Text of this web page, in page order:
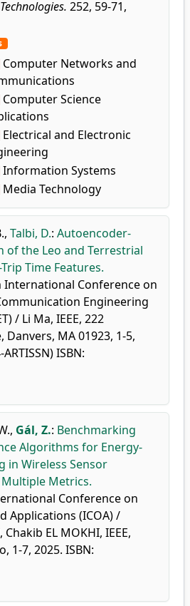
252, 59-71,
Computer Networks and
Computer Science
Electrical and Electronic
Information Systems
Media Technology
, Talbi, D.: Autoencoder-
of the Leo and Terrestrial
Time Features.
International Conference on
Engineering
/ Li Ma, IEEE, 222
Danvers, MA 01923, 1-5,
ISBN:
, Gál, Z.: Benchmarking
Algorithms for Energy-
in Wireless Sensor
Metrics.
Conference on
Applications (ICOA) /
EL MOKHI, IEEE,
1-7, 2025. ISBN: